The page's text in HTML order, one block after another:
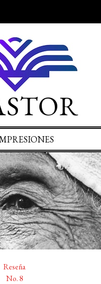
Reseña
No. 8